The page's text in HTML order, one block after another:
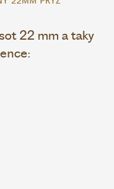
22 mm a taky